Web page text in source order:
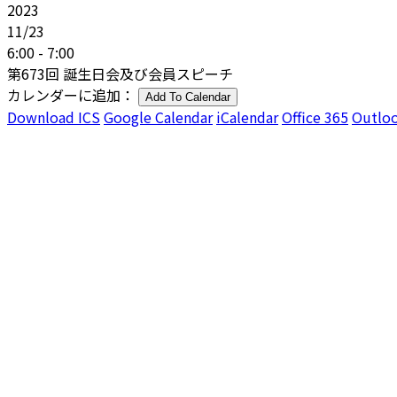
2023
11/23
6:00 - 7:00
第673回 誕生日会及び会員スピーチ
カレンダーに追加：
Add To Calendar
Download ICSGoogle Calendar iCalendarOffice 365